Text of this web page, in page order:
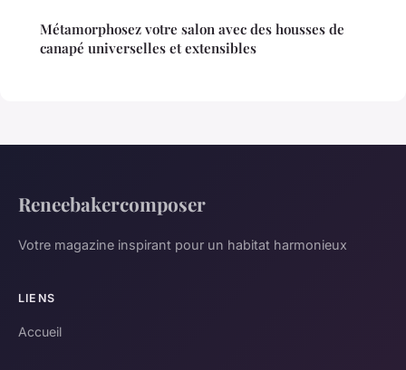
Métamorphosez votre salon avec des housses de
canapé universelles et extensibles
Reneebakercomposer
Votre magazine inspirant pour un habitat harmonieux
LIENS
Accueil